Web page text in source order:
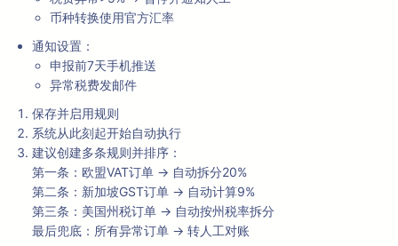
币种转换使用官方汇率
通知设置：
申报前7天手机推送
异常税费发邮件
保存并启用规则
系统从此刻起开始自动执行
建议创建多条规则并排序：
第一条：欧盟VAT订单 → 自动拆分20%
第二条：新加坡GST订单 → 自动计算9%
第三条：美国州税订单 → 自动按州税率拆分
最后兜底：所有异常订单 → 转人工对账